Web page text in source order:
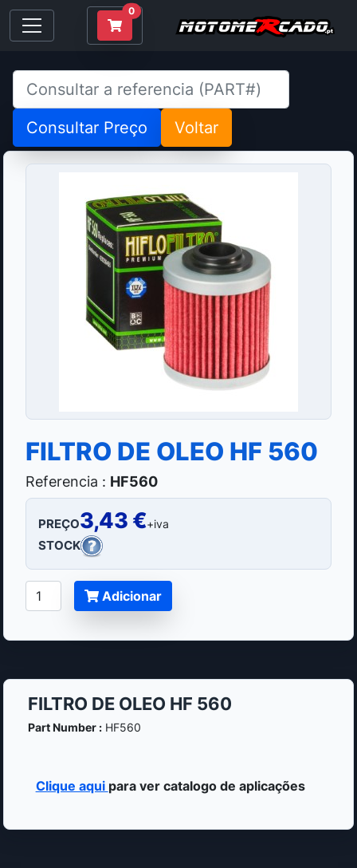
0
Consultar Preço Voltar
FILTRO DE OLEO HF 560
Referencia : HF560
PREÇO3,43 €+iva
STOCK
Adicionar
FILTRO DE OLEO HF 560
Part Number :HF560
Clique aqui para ver catalogo de aplicações